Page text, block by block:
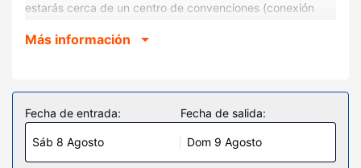
estarás cerca de un centro de convenciones (conexión
3 min a pie de Casino The Londoner Macao. Además, este
Te sentirás como en tu propia casa en cualquiera de las
2405 habitaciones con máquina de café espresso y
televisión LCD. Para los momentos de ocio, tendrás un
Más información
Fecha de entrada:
Sáb 8 Agosto
Fecha de salida:
Dom 9 Agosto